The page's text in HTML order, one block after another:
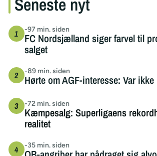
-97 min. siden
FC Nordsjælland siger farvel til
salget
-89 min. siden
Hørte om AGF-interesse: Var
-72 min. siden
Kæmpesalg: Superligaens
realitet
-35 min. siden